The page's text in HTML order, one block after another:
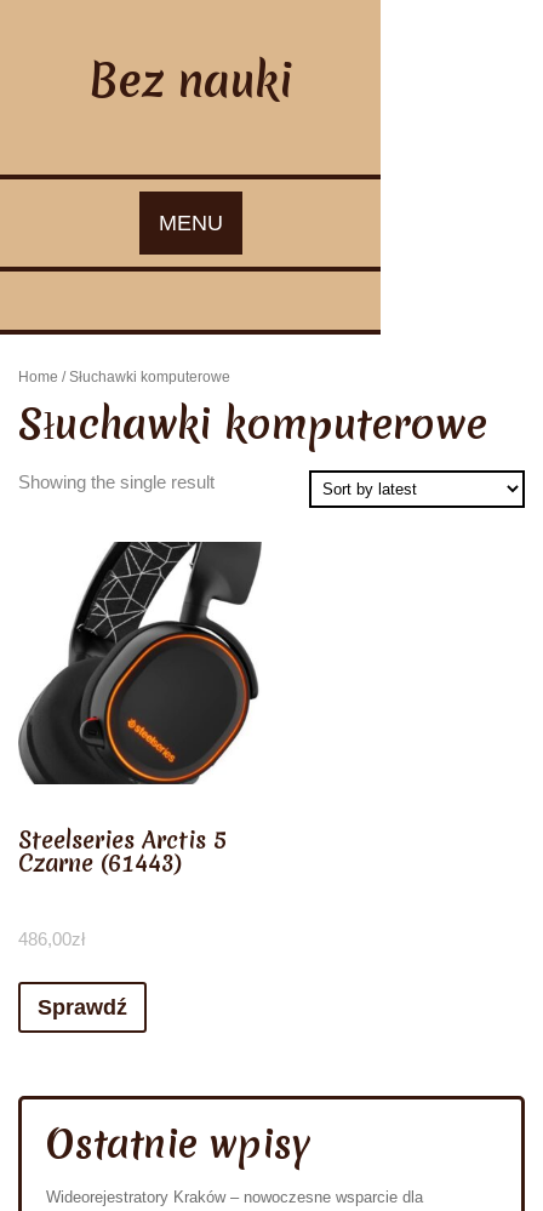
Bez nauki
MENU
Home / Słuchawki komputerowe
Słuchawki komputerowe
Showing the single result
Steelseries Arctis 5
Czarne (61443)
486,00zł
Sprawdź
Ostatnie wpisy
Wideorejestratory Kraków – nowoczesne wsparcie dla